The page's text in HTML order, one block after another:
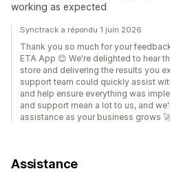
working as expected
Synctrack a répondu 1 juin 2026
Thank you so much for your
ETA App 😊 We're delighted to hear
store and delivering the results you
support team could quickly assist
and help ensure everything was
and support mean a lot to us, and
assistance as your business grows
Assistance